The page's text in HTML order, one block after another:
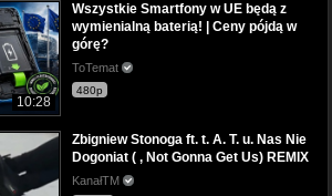
10:28
Wszystkie Smartfony w UE będą z
wymienialną baterią! | Ceny pójdą w
górę?
ToTemat
480p
Zbigniew Stonoga ft. t. A. T. u. Nas Nie
Dogoniat ( , Not Gonna Get Us) REMIX
KanałTM